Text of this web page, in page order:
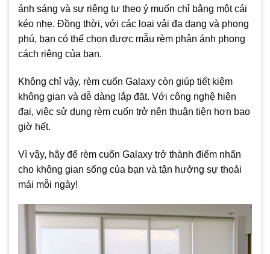
ánh sáng và sự riêng tư theo ý muốn chỉ bằng một cái
kéo nhẹ. Đồng thời, với các loại vải đa dạng và phong
phú, bạn có thể chọn được mẫu rèm phản ánh phong
cách riêng của bạn.
Không chỉ vậy, rèm cuốn Galaxy còn giúp tiết kiệm
không gian và dễ dàng lắp đặt. Với công nghệ hiện
đại, việc sử dụng rèm cuốn trở nên thuận tiện hơn bao
giờ hết.
Vì vậy, hãy để rèm cuốn Galaxy trở thành điểm nhấn
cho không gian sống của bạn và tận hưởng sự thoải
mái mỗi ngày!